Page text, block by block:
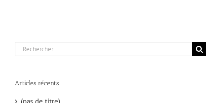
Rechercher:
Articles récents